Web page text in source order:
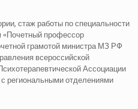
стаж работы по специальности
«Почетный профессор
грамотой министра МЗ РФ
всероссийской
Ассоциации
региональными отделениями